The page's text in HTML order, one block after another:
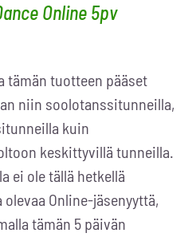
Online 5pv
tämän tuotteen pääset
niin soolotanssitunneilla,
kuin
keskittyvillä tunneilla.
ei ole tällä hetkellä
Online-jäsenyyttä,
tämän 5 päivän